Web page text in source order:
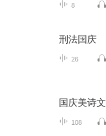
8
刑法国庆
26
国庆美诗文
108